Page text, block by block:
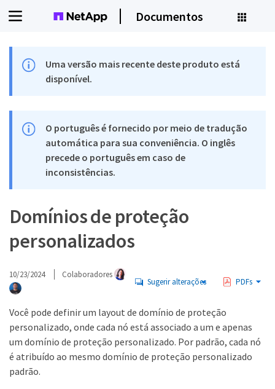
Documentos
Uma versão mais recente deste produto está
disponível.
O português é fornecido por meio de tradução
automática para sua conveniência. O inglês
precede o português em caso de
inconsistências.
Domínios de proteção
personalizados
10/23/2024 Colaboradores
Sugerir alterações PDFs
Você pode definir um layout de domínio de proteção
personalizado, onde cada nó está associado a um e apenas
um domínio de proteção personalizado. Por padrão, cada nó
é atribuído ao mesmo domínio de proteção personalizado
padrão.